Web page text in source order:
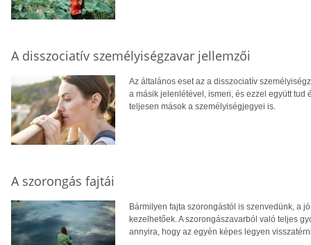
A disszociatív személyiségzavar jellemzői
Az általános eset az a disszociatív
a másik jelenlétével, ismeri, és ezzel együtt tud
teljesen mások a személyiségjegyei is.
A szorongás fajtái
Bármilyen fajta szorongástól is szenvedünk, a
kezelhetőek. A szorongászavarból való teljes
annyira, hogy az egyén képes legyen